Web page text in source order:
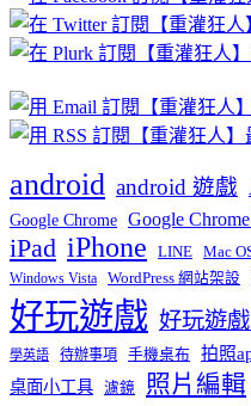
分
類
android android 遊戲
Google Chrome Google
iPad iPhone LINE Mac
Windows Vista WordPress 網站架設
好玩遊戲 好玩遊
學英語 待辦事項 手機桌布 拍照
桌面小工具 濾鏡 照片編輯